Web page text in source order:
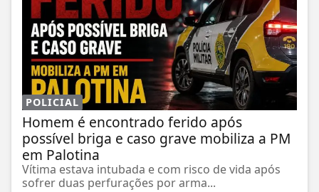
POLICIAL
Homem é encontrado ferido após
possível briga e caso grave mobiliza a PM
em Palotina
Vítima estava intubada e com risco de vida após
sofrer duas perfurações por arma...